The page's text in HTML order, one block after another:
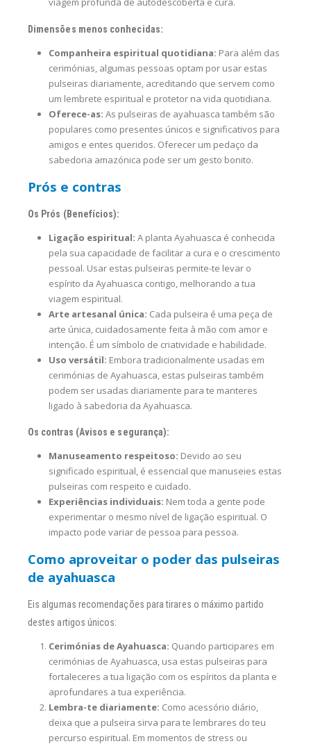
Dimensões menos conhecidas:
Companheira espiritual quotidiana: Para além das
cerimónias, algumas pessoas optam por usar estas
pulseiras diariamente, acreditando que servem como
um lembrete espiritual e protetor na vida quotidiana.
Oferece-as: As pulseiras de ayahuasca também são
populares como presentes únicos e significativos para
amigos e entes queridos. Oferecer um pedaço da
sabedoria amazónica pode ser um gesto bonito.
Prós e contras
Os Prós (Benefícios):
Ligação espiritual: A planta Ayahuasca é conhecida
pela sua capacidade de facilitar a cura e o crescimento
pessoal. Usar estas pulseiras permite-te levar o
espírito da Ayahuasca contigo, melhorando a tua
viagem espiritual.
Arte artesanal única: Cada pulseira é uma peça de
arte única, cuidadosamente feita à mão com amor e
intenção. É um símbolo de criatividade e habilidade.
Uso versátil: Embora tradicionalmente usadas em
cerimónias de Ayahuasca, estas pulseiras também
podem ser usadas diariamente para te manteres
ligado à sabedoria da Ayahuasca.
Os contras (Avisos e segurança):
Manuseamento respeitoso: Devido ao seu
significado espiritual, é essencial que manuseies estas
pulseiras com respeito e cuidado.
Experiências individuais: Nem toda a gente pode
experimentar o mesmo nível de ligação espiritual. O
impacto pode variar de pessoa para pessoa.
Como aproveitar o poder das pulseiras
de ayahuasca
Eis algumas recomendações para tirares o máximo partido
destes artigos únicos:
Cerimónias de Ayahuasca: Quando participares em
cerimónias de Ayahuasca, usa estas pulseiras para
fortaleceres a tua ligação com os espíritos da planta e
aprofundares a tua experiência.
Lembra-te diariamente: Como acessório diário,
deixa que a pulseira sirva para te lembrares do teu
percurso espiritual. Em momentos de stress ou